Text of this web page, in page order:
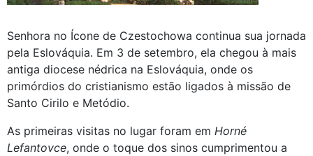
Senhora no Ícone de Czestochowa continua sua jornada
pela Eslováquia. Em 3 de setembro, ela chegou à mais
antiga diocese nédrica na Eslováquia, onde os
primórdios do cristianismo estão ligados à missão de
Santo Cirilo e Metódio.
As primeiras visitas no lugar foram em Horné
Lefantovce, onde o toque dos sinos cumprimentou a